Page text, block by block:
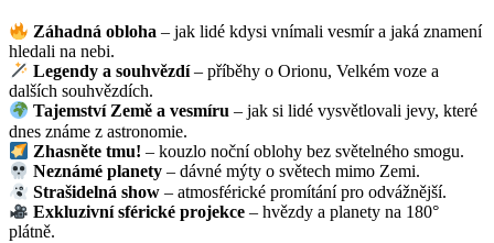
Záhadná obloha – jak lidé kdysi vnímali vesmír a jaká znamení
hledali na nebi.
Legendy a souhvězdí– příběhy o Orionu, Velkém voze a
dalších souhvězdích.
Tajemství Země a vesmíru – jak si lidé vysvětlovali jevy, které
dnes známe z astronomie.
Zhasněte tmu! – kouzlo noční oblohy bez světelného smogu.
Neznámé planety – dávné mýty o světech mimo Zemi.
Strašidelná show – atmosférické promítání pro odvážnější.
Exkluzivní sférické projekce – hvězdy a planety na 180°
plátně.